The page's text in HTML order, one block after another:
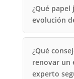
¿Qué
evolución
¿Qué
renovar un
experto